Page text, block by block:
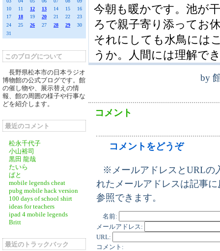
10
11 12 13 14 15
16
17
18 19 20 21 22
23
24
25 26 27 28 29
30
31
このブログについて
長野県松本市の日本ラジオ
博物館の公式ブログです。館
の催し物や、展示替えの情
報、館の周囲の様子や行事な
どを紹介します。
最近のコメント
松永千代子
小山裕司
黒田 龍哉
たいら
ぱと
mobile legends cheat
pubg mobile hack version
100 days of school shirt
ideas for teachers
ipad 4 mobile legends
Britt
最近のトラックバック
今朝も暖かです。池が
ろで親子寄り添ってお
それにしても水鳥には
うか。人間には理解で
by
コメント
コメントをどうぞ
※メールアドレスとURLの
れたメールアドレスは記事
参照できます。
名前:
メールアドレス:
URL:
コメント: